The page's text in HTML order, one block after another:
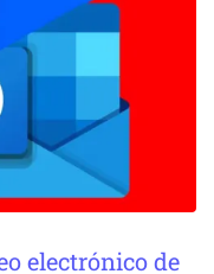
electrónico de